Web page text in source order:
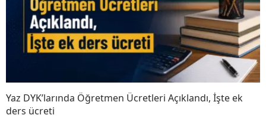
Yaz DYK’larında Öğretmen Ücretleri Açıklandı, İşte ek
ders ücreti